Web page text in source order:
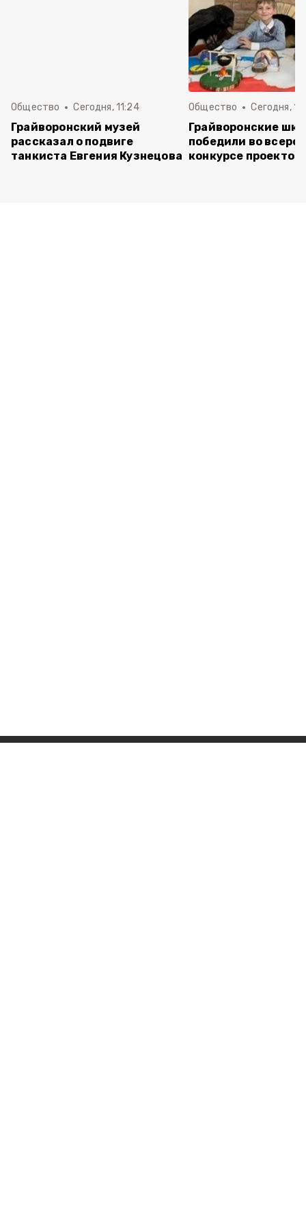
Общество Сегодня, 11:24
Грайворонский музей
рассказал о подвиге
танкиста Евгения Кузнецова
Общество Сегодня,
Грайворонские
победили во
конкурсе проектов